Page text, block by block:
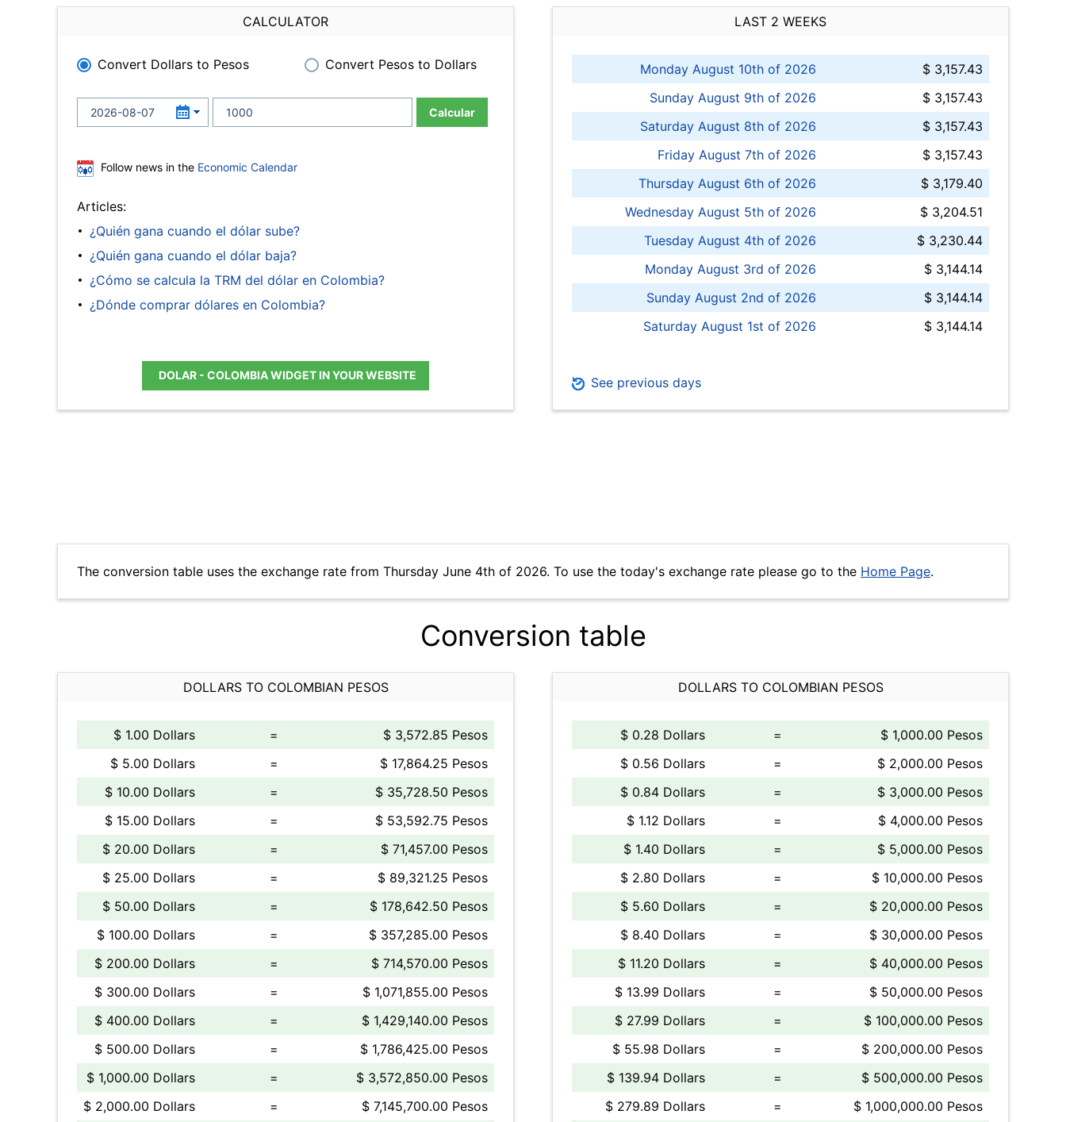
CALCULATOR
Convert Dollars to Pesos Convert Pesos to Dollars
Calcular
Follow news in the Economic Calendar
Articles:
¿Quién gana cuando el dólar sube?
¿Quién gana cuando el dólar baja?
¿Cómo se calcula la TRM del dólar en Colombia?
¿Dónde comprar dólares en Colombia?
DOLAR - COLOMBIA WIDGET IN YOUR WEBSITE
LAST 2 WEEKS
Monday August 10th of 2026
$ 3,157.43
Sunday August 9th of 2026
$ 3,157.43
Saturday August 8th of 2026
$ 3,157.43
Friday August 7th of 2026
$ 3,157.43
Thursday August 6th of 2026
$ 3,179.40
Wednesday August 5th of 2026
$ 3,204.51
Tuesday August 4th of 2026
$ 3,230.44
Monday August 3rd of 2026
$ 3,144.14
Sunday August 2nd of 2026
$ 3,144.14
Saturday August 1st of 2026
$ 3,144.14
See previous days
The conversion table uses the exchange rate from Thursday June 4th of 2026. To use the today's exchange rate please go to the Home Page.
Conversion table
DOLLARS TO COLOMBIAN PESOS
$ 1.00 Dollars =
$ 3,572.85 Pesos
$ 5.00 Dollars
=
$ 17,864.25 Pesos
$ 10.00 Dollars
=
$ 35,728.50 Pesos
$ 15.00 Dollars
=
$ 53,592.75 Pesos
$ 20.00 Dollars
=
$ 71,457.00 Pesos
$ 25.00 Dollars
=
$ 89,321.25 Pesos
$ 50.00 Dollars
=
$ 178,642.50 Pesos
$ 100.00 Dollars
=
$ 357,285.00 Pesos
$ 200.00 Dollars
=
$ 714,570.00 Pesos
$ 300.00 Dollars
=
$ 1,071,855.00 Pesos
$ 400.00 Dollars
=
$ 1,429,140.00 Pesos
$ 500.00 Dollars
=
$ 1,786,425.00 Pesos
$ 1,000.00 Dollars
=
$ 3,572,850.00 Pesos
$ 2,000.00 Dollars
= $ 7,145,700.00 Pesos
DOLLARS TO COLOMBIAN PESOS
$ 0.28 Dollars =
$ 1,000.00 Pesos
$ 0.56 Dollars
=
$ 2,000.00 Pesos
$ 0.84 Dollars
=
$ 3,000.00 Pesos
$ 1.12 Dollars
=
$ 4,000.00 Pesos
$ 1.40 Dollars
=
$ 5,000.00 Pesos
$ 2.80 Dollars
=
$ 10,000.00 Pesos
$ 5.60 Dollars
=
$ 20,000.00 Pesos
$ 8.40 Dollars
=
$ 30,000.00 Pesos
$ 11.20 Dollars
=
$ 40,000.00 Pesos
$ 13.99 Dollars
=
$ 50,000.00 Pesos
$ 27.99 Dollars
=
$ 100,000.00 Pesos
$ 55.98 Dollars
=
$ 200,000.00 Pesos
$ 139.94 Dollars
=
$ 500,000.00 Pesos
$ 279.89 Dollars
= $ 1,000,000.00 Pesos